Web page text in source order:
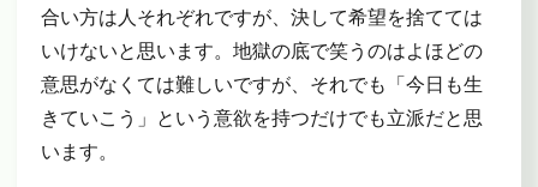
合い方は人それぞれですが、決して希望を捨てては
いけないと思います。地獄の底で笑うのはよほどの
意思がなくては難しいですが、それでも「今日も生
きていこう」という意欲を持つだけでも立派だと思
います。